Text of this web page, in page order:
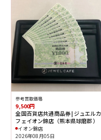
参考買取価格
9,500円
全国百貨店共通商品券 | ジュエルカ
フェイオン錦店（熊本県球磨郡）
イオン錦店
2026年08月05日